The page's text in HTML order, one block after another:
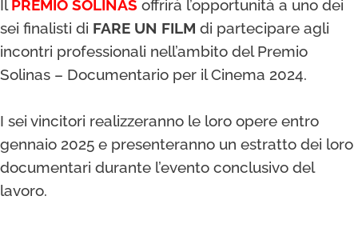
Il PREMIO SOLINAS offrirà l’opportunità a uno dei
sei finalisti di FARE UN FILM di partecipare agli
incontri professionali nell’ambito del Premio
Solinas – Documentario per il Cinema 2024.
I sei vincitori realizzeranno le loro opere entro
gennaio 2025 e presenteranno un estratto dei loro
documentari durante l’evento conclusivo del
lavoro.